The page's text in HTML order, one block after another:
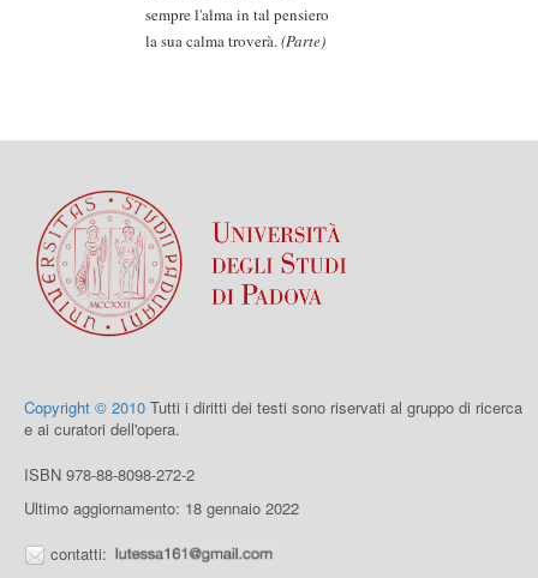
sempre l'alma in tal pensiero
la sua calma troverà.(Parte)
Copyright © 2010 Tutti i diritti dei testi sono riservati al gruppo di ricerca
e ai curatori dell'opera.
ISBN 978-88-8098-272-2
Ultimo aggiornamento: 18 gennaio 2022
contatti: